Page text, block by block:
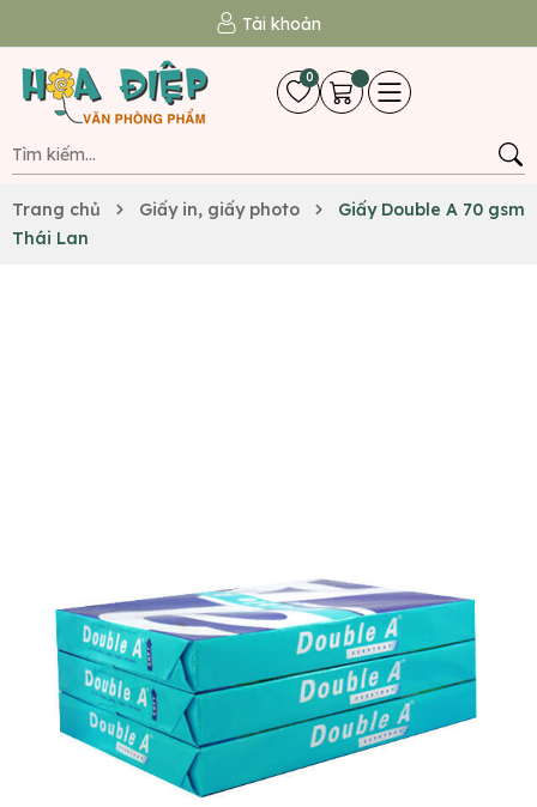
Tài khoản
0
Trang chủ Giấy in, giấy photo
Giấy Double A 70 gsm
Thái Lan